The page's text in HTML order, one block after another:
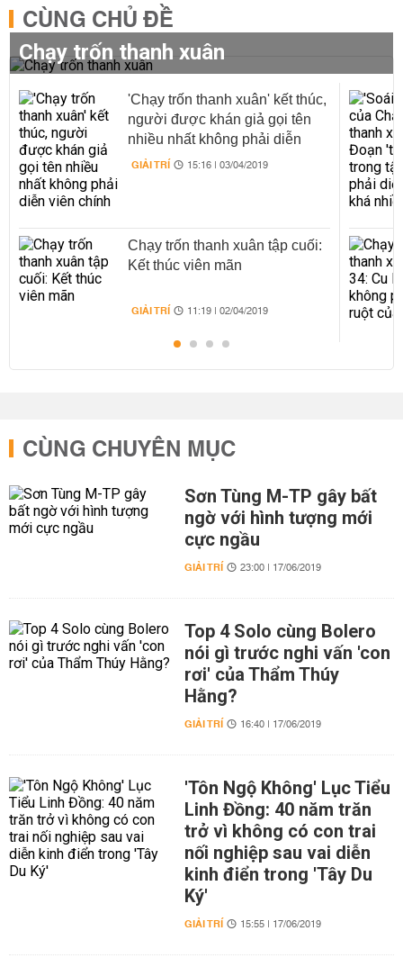
CÙNG CHỦ ĐỀ
Chạy trốn thanh xuân
'Chạy trốn thanh xuân' kết thúc,
người được khán giả gọi tên
nhiều nhất không phải diễn
viên chính
GIẢI TRÍ 15:16 | 03/04/2019
Chạy trốn thanh xuân tập cuối:
Kết thúc viên mãn
GIẢI TRÍ 11:19 | 02/04/2019
CÙNG CHUYÊN MỤC
Sơn Tùng M-TP gây bất
ngờ với hình tượng mới
cực ngầu
GIẢI TRÍ 23:00 | 17/06/2019
Top 4 Solo cùng Bolero
nói gì trước nghi vấn 'con
rơi' của Thẩm Thúy
Hằng?
GIẢI TRÍ 16:40 | 17/06/2019
'Tôn Ngộ Không' Lục Tiểu
Linh Đồng: 40 năm trăn
trở vì không có con trai
nối nghiệp sau vai diễn
kinh điển trong 'Tây Du
Ký'
GIẢI TRÍ 15:55 | 17/06/2019